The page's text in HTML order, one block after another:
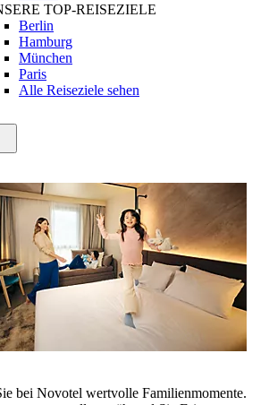
TOP-REISEZIELE
Berlin
Hamburg
München
Paris
Alle Reiseziele sehen
bei Novotel wertvolle Familienmomente.